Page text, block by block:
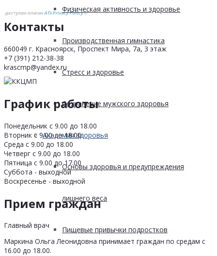
Физическая активность и здоровье
Производственная гимнастика
Стресс и здоровье
Сохранение мужского здоровья
Академия здоровья
Основы здоровья и предупреждения
лишнего веса
Пищевые привычки подростков
доступен плагинATs Privacy Policy©
Контакты
660049 г. Красноярск, Проспект Мира, 7а, 3 этаж
+7 (391) 212-38-38
krascmp@yandex.ru
График работы
Понедельник с 9.00 до 18.00
Вторник с 9.00 до 18.00
Среда с 9.00 до 18.00
Четверг с 9.00 до 18.00
Пятница с 9.00 до 17.00
Суббота - выходной
Воскресенье - выходной
Прием граждан
Главный врач
Маркина Ольга Леонидовна принимает граждан по средам с
16.00 до 18.00.